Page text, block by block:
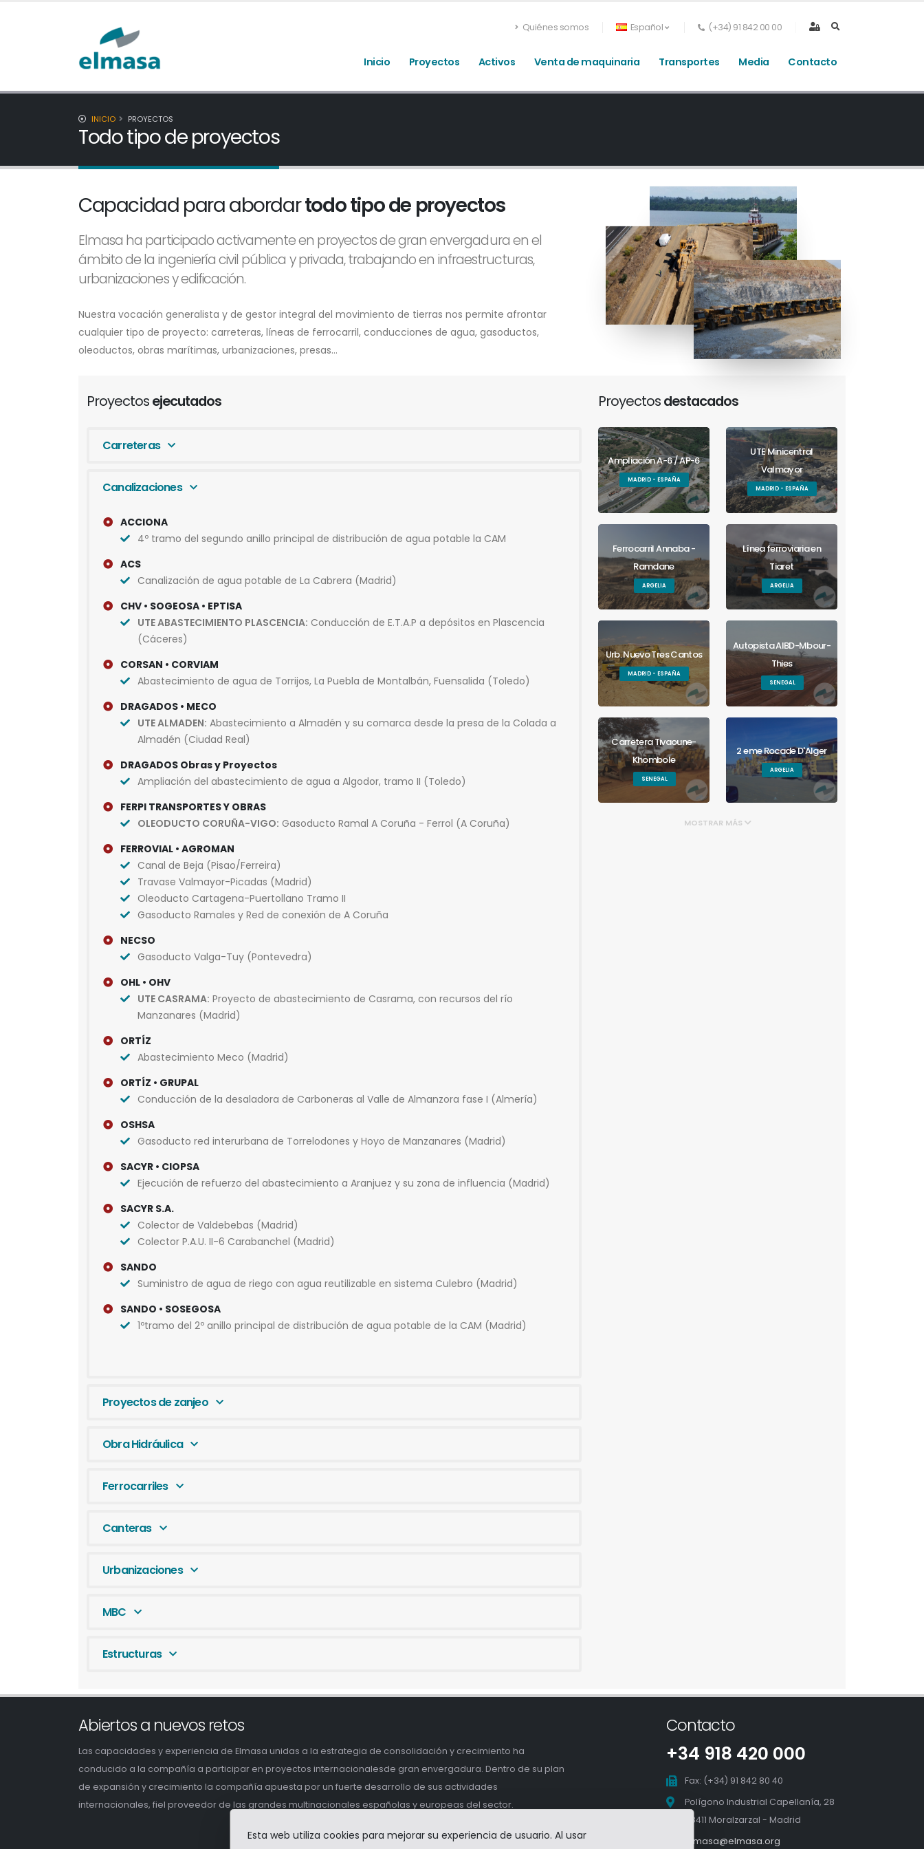
Quiénes somos Español (+34) 91 842 00 00
Inicio Proyectos Activos Venta de maquinaria Transportes Media Contacto
INICIO PROYECTOS
Todo tipo de proyectos
Capacidad para abordartodo tipo de proyectos
Elmasa ha participado activamente en proyectos de gran envergadura en el
ámbito de la ingeniería civil pública y privada, trabajando en infraestructuras,
urbanizaciones y edificación.
Nuestra vocación generalista y de gestor integral del movimiento de tierras nos permite afrontar
cualquier tipo de proyecto: carreteras, líneas de ferrocarril, conducciones de agua, gasoductos,
oleoductos, obras marítimas, urbanizaciones, presas...
Proyectosejecutados
Carreteras
Canalizaciones
ACCIONA
4º tramo del segundo anillo principal de distribución de agua potable la CAM
ACS
Canalización de agua potable de La Cabrera (Madrid)
CHV • SOGEOSA • EPTISA
UTE ABASTECIMIENTO PLASCENCIA: Conducción de E.T.A.P a depósitos en Plascencia
(Cáceres)
CORSAN • CORVIAM
Abastecimiento de agua de Torrijos, La Puebla de Montalbán, Fuensalida (Toledo)
DRAGADOS • MECO
UTE ALMADEN: Abastecimiento a Almadén y su comarca desde la presa de la Colada a
Almadén (Ciudad Real)
DRAGADOS Obras y Proyectos
Ampliación del abastecimiento de agua a Algodor, tramo II (Toledo)
FERPI TRANSPORTES Y OBRAS
OLEODUCTO CORUÑA-VIGO: Gasoducto Ramal A Coruña - Ferrol (A Coruña)
FERROVIAL • AGROMAN
Canal de Beja (Pisao/Ferreira)
Travase Valmayor-Picadas (Madrid)
Oleoducto Cartagena-Puertollano Tramo II
Gasoducto Ramales y Red de conexión de A Coruña
NECSO
Gasoducto Valga-Tuy (Pontevedra)
OHL • OHV
UTE CASRAMA: Proyecto de abastecimiento de Casrama, con recursos del río
Manzanares (Madrid)
ORTÍZ
Abastecimiento Meco (Madrid)
ORTÍZ • GRUPAL
Conducción de la desaladora de Carboneras al Valle de Almanzora fase I (Almería)
OSHSA
Gasoducto red interurbana de Torrelodones y Hoyo de Manzanares (Madrid)
SACYR • CIOPSA
Ejecución de refuerzo del abastecimiento a Aranjuez y su zona de influencia (Madrid)
SACYR S.A.
Colector de Valdebebas (Madrid)
Colector P.A.U. II-6 Carabanchel (Madrid)
SANDO
Suministro de agua de riego con agua reutilizable en sistema Culebro (Madrid)
SANDO • SOSEGOSA
1ºtramo del 2º anillo principal de distribución de agua potable de la CAM (Madrid)
Proyectos de zanjeo
Obra Hidráulica
Ferrocarriles
Canteras
Urbanizaciones
MBC
Estructuras
Proyectosdestacados
Ampliación A-6 / AP-6
MADRID - ESPAÑA
UTE Minicentral
Valmayor
MADRID - ESPAÑA
Ferrocarril Annaba -
Ramdane
ARGELIA
Línea ferroviaria en
Tiaret
ARGELIA
Urb. Nuevo Tres Cantos
MADRID - ESPAÑA
Autopista AIBD-Mbour-
Thies
SENEGAL
Carretera Tivaoune-
Khombole
SENEGAL
2 eme Rocade D'Alger
ARGELIA
MOSTRAR MÁS
Abiertos a nuevos retos
Las capacidades y experiencia de Elmasa unidas a la estrategia de consolidación y crecimiento ha
conducido a la compañía a participar en proyectos internacionalesde gran envergadura. Dentro de su plan
de expansión y crecimiento la compañía apuesta por un fuerte desarrollo de sus actividades
internacionales, fiel proveedor de las grandes multinacionales españolas y europeas del sector.
Contacto
+34 918 420 000
Fax: (+34) 91 842 80 40
Polígono Industrial Capellanía, 28
28411 Moralzarzal - Madrid
elmasa@elmasa.org
Esta web utiliza cookies para mejorar su experiencia de usuario. Al usar